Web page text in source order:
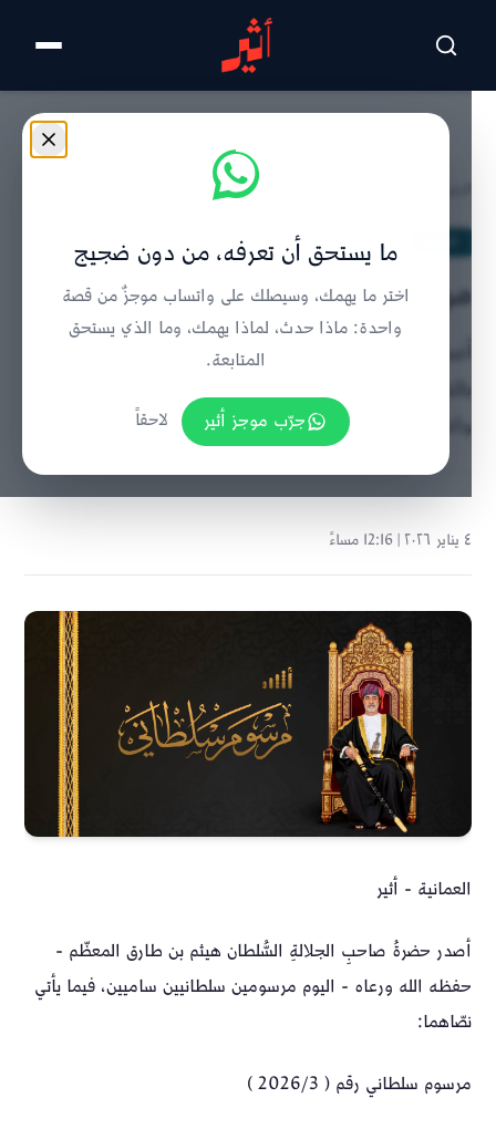
تخطى للمحتوى الرئيسي
مرسومان سلطانيان ساميان
أصدر جلالة السلطان هيثم بن طارق مرسومين سلطانيين
بالتصديق على اتفاقية الإعفاء من التأشيرة مع إسبانيا
واتفاقية الخدمات الجوية مع ساحل العاج
٤ يناير ٢٠٢٦ | 12:16 مساءً
العمانية - أثير
أصدر حضرةُ صاحبِ الجلالةِ السُّلطان هيثم بن طارق المعظّم -
حفظه الله ورعاه - اليوم مرسومين سلطانيين ساميين، فيما يأتي
نصّاهما:
مرسوم سلطاني رقم ( 2026/3 )
ما يستحق أن تعرفه، من دون ضجيج
اختر ما يهمك، وسيصلك على واتساب موجزٌ من قصة
واحدة: ماذا حدث، لماذا يهمك، وما الذي يستحق
المتابعة.
جرّب موجز أثير
لاحقاً